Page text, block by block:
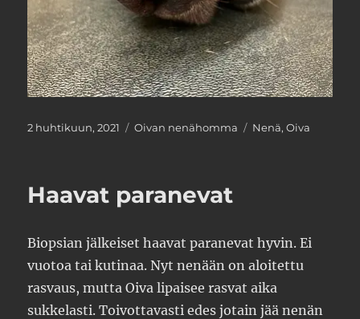
Julkaistu
2 huhtikuun, 2021 Kategoriat
Oivan nenähomma Avainsanat
Nenä,Oiva
Haavat paranevat
Biopsian jälkeiset haavat paranevat hyvin. Ei
vuotoa tai kutinaa. Nyt nenään on aloitettu
rasvaus, mutta Oiva lipaisee rasvat aika
sukkelasti. Toivottavasti edes jotain jää nenän